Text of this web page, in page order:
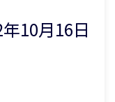
10月16日